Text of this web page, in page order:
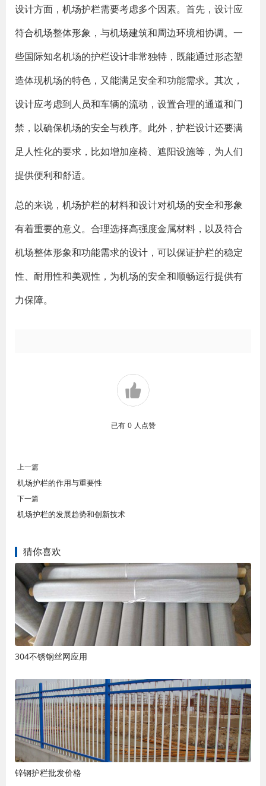
设计方面，机场护栏需要考虑多个因素。首先，设计应
符合机场整体形象，与机场建筑和周边环境相协调。一
些国际知名机场的护栏设计非常独特，既能通过形态塑
造体现机场的特色，又能满足安全和功能需求。其次，
设计应考虑到人员和车辆的流动，设置合理的通道和门
禁，以确保机场的安全与秩序。此外，护栏设计还要满
足人性化的要求，比如增加座椅、遮阳设施等，为人们
提供便利和舒适。
总的来说，机场护栏的材料和设计对机场的安全和形象
有着重要的意义。合理选择高强度金属材料，以及符合
机场整体形象和功能需求的设计，可以保证护栏的稳定
性、耐用性和美观性，为机场的安全和顺畅运行提供有
力保障。
已有 0 人点赞
上一篇
机场护栏的作用与重要性
下一篇
机场护栏的发展趋势和创新技术
猜你喜欢
304不锈钢丝网应用
锌钢护栏批发价格